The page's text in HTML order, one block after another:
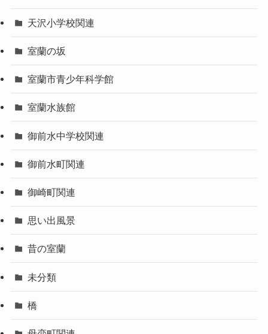
天沢小学校関連
室蘭の坂
室蘭市青少年科学館
室蘭水族館
御前水中学校関連
御前水町関連
御崎町関連
思い出風景
昔の室蘭
未分類
橋